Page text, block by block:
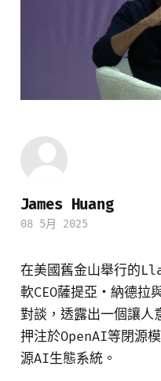
在美國舊金山舉行的
軟CEO薩提亞・納德拉
對談，透露出一個讓人
押注於OpenAI等閉源
源AI生態系統。
James Huang
08 5月 2025